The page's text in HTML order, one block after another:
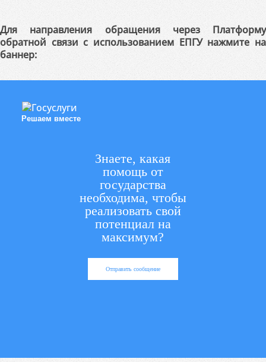
Для направления обращения через Платформу
обратной связи с использованием ЕПГУ нажмите на
баннер:
Решаем вместе
Знаете, какая
помощь от
государства
необходима, чтобы
реализовать свой
потенциал на
максимум?
Отправить сообщение